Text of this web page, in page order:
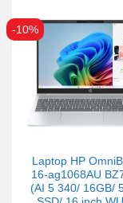
-10%
Laptop HP
16-ag1068AU
(AI 5 340/ 16GB/